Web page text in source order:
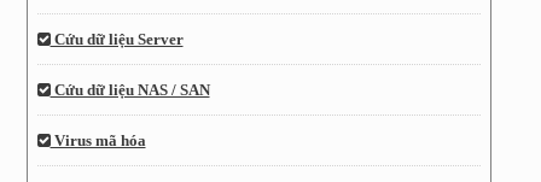
Cứu dữ liệu Server
Cứu dữ liệu NAS / SAN
Virus mã hóa